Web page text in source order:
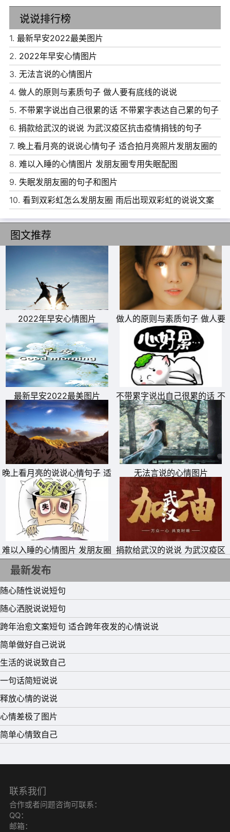
6、 我爱你的这些年，好像醉酒走钢索，不怕摔死，就怕酒
醒。
7、 我的烈早在你身上用尽了，以后别人喝到的，只不过是
一杯没味道的酒。
8、 后来才发现，你的名字对我来说是一场灾难。
9、 也许他只是暧昧成瘾，而你却走了心。
10、 当眼泪流下来，才知道，分开也是另一种明白。
11、 有些人，有些事，该忘就忘了吧，人家从没把你放心
里过，你又何必自作多情。
12、 这是一个弱肉强食的世界，如果你沉浸在那么点不公
平中不断自怨自艾，就只有淘汰的份。
13、 有时候你生气、愤怒、伤心，其实只是因为你所得到
的结果和你以为的差得太远，你总是和自己在较劲。
14、 你看到的洒脱，都是我心碎之后的无可奈何。时间没
有让我忘了你，而是让我习惯了想你，不能遗忘的人终究难
忘。
15、 明明想念的不得了，却还要装出一副很淡然的样子，
自己想想都觉得心酸。
说说排行榜
1. 最新早安2022最美图片
2. 2022年早安心情图片
3. 无法言说的心情图片
4. 做人的原则与素质句子 做人要有底线的说说
5. 不带累字说出自己很累的话 不带累字表达自己累的句子
6. 捐款给武汉的说说 为武汉疫区抗击疫情捐钱的句子
7. 晚上看月亮的说说心情句子 适合拍月亮照片发朋友圈的
文案
8. 难以入睡的心情图片 发朋友圈专用失眠配图
9. 失眠发朋友圈的句子和图片
10. 看到双彩虹怎么发朋友圈 雨后出现双彩虹的说说文案
图文推荐
2022年早安心情图片
做人的原则与素质句子 做人要
有底线的说说
最新早安2022最美图片
不带累字说出自己很累的话 不
带累字表达自己累的句子
晚上看月亮的说说心情句子 适
合拍月亮照片发朋友圈的文案
无法言说的心情图片
难以入睡的心情图片 发朋友圈
专用失眠配图
捐款给武汉的说说 为武汉疫区
抗击疫情捐钱的句子
最新发布
随心随性说说短句
随心洒脱说说短句
跨年治愈文案短句 适合跨年夜发的心情说说
简单做好自己说说
生活的说说致自己
一句话简短说说
释放心情的说说
心情差极了图片
简单心情致自己
联系我们
合作或者问题咨询可联系：
QQ：
邮箱：